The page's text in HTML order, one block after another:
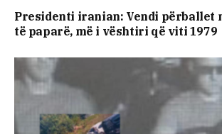
Presidenti iranian: Vendi përballet
të paparë, më i vështiri që viti 1979